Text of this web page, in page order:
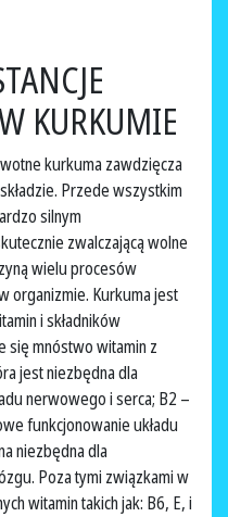
KURKUMIE
kurkuma zawdzięcza
Przede wszystkim
silnym
zwalczającą wolne
wielu procesów
organizmie. Kurkuma jest
i składników
się mnóstwo witamin z
jest niezbędna dla
nerwowego i serca; B2 –
funkcjonowanie układu
niezbędna dla
Poza tymi związkami w
witamin takich jak: B6, E, i